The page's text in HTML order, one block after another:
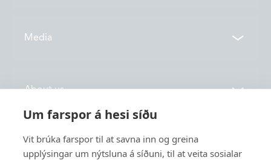
Media
Catalogues
About us
Innovation
Service
Um farspor á hesi síðu
Vit brúka farspor til at savna inn og greina
upplýsingar um nýtsluna á síðuni, til at veita sosialar